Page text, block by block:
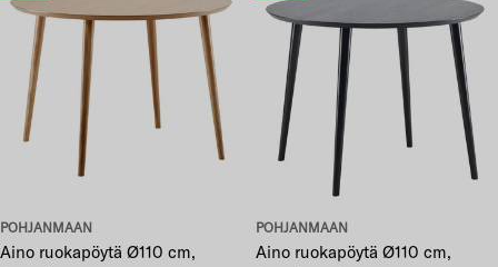
POHJANMAAN
Aino ruokapöytä Ø110 cm,
POHJANMAAN
Aino ruokapöytä Ø110 cm,